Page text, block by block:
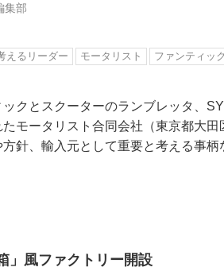
集部
えるリーダー モータリスト ファンティック
ックとスクーターのランブレッタ、
たモータリスト合同会社（東京都大
針、輸入元として重要と考える事柄
」風ファクトリー開設